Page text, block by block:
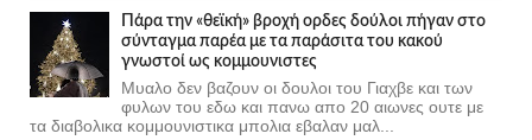
Πάρα την «θεϊκή» βροχή ορδες δούλοι πήγαν στο
σύνταγμα παρέα με τα παράσιτα του κακού
γνωστοί ως κομμουνιστες
Μυαλο δεν βαζουν οι δουλοι του Γιαχβε και των
φυλων του εδω και πανω απο 20 αιωνες ουτε με
τα διαβολικα κομμουνιστικα μπολια εβαλαν μαλ...